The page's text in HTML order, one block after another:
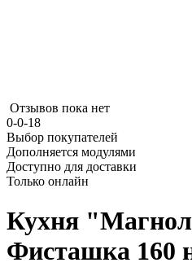
Отзывов пока нет
0-0-18
Выбор покупателей
Дополняется модулями
Доступно для доставки
Только онлайн
Кухня
Фисташка 160